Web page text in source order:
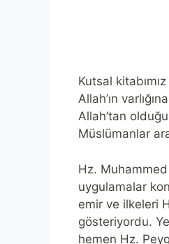
Kutsal
Allah’ın
Allah’tan
Müslümanlar
Hz.
uygulamalar
emir ve ilkeleri
gösteriyordu.
hemen Hz.